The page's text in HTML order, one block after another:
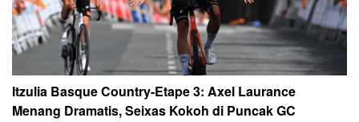
Itzulia Basque Country-Etape 3: Axel Laurance
Menang Dramatis, Seixas Kokoh di Puncak GC